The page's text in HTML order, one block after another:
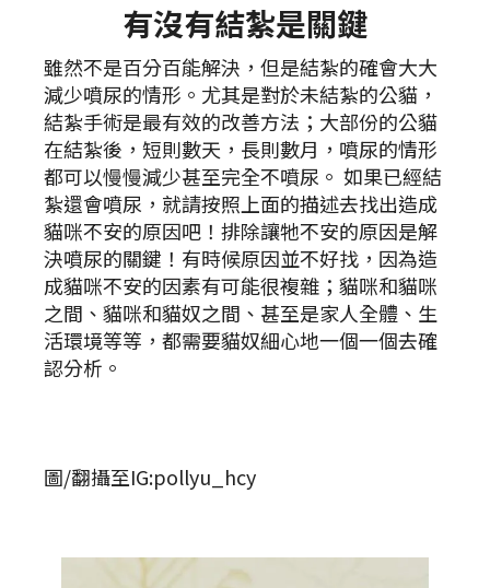
有沒有結紮是關鍵
雖然不是百分百能解決，但是結紮的確會大大
減少噴尿的情形。尤其是對於未結紮的公貓，
結紮手術是最有效的改善方法；大部份的公貓
在結紮後，短則數天，長則數月，噴尿的情形
都可以慢慢減少甚至完全不噴尿。 如果已經結
紮還會噴尿，就請按照上面的描述去找出造成
貓咪不安的原因吧！排除讓牠不安的原因是解
決噴尿的關鍵！有時候原因並不好找，因為造
成貓咪不安的因素有可能很複雜；貓咪和貓咪
之間、貓咪和貓奴之間、甚至是家人全體、生
活環境等等，都需要貓奴細心地一個一個去確
認分析。
圖/翻攝至IG:pollyu_hcy